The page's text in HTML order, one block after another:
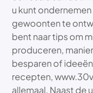
u kunt
gewoonten te
bent naar tips om
produceren,
besparen of
recepten,
allemaal. Naast de